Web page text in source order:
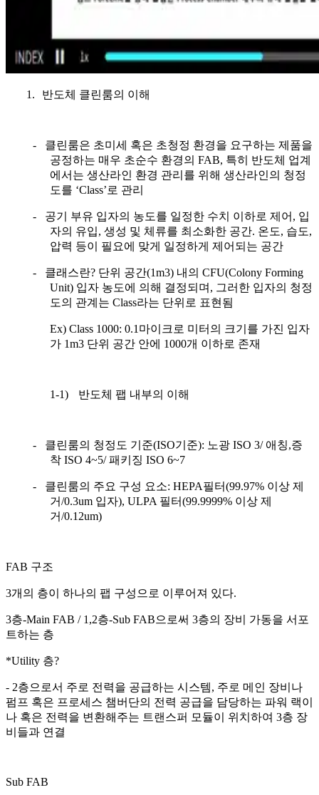
1. 반도체 클린룸의 이해
-
클린룸은 초미세 혹은 초청정 환경을 요구하는 제품을
공정하는 매우 초순수 환경의 FAB, 특히 반도체 업계
에서는 생산라인 환경 관리를 위해 생산라인의 청정
도를 ‘Class’로 관리
- 공기 부유 입자의 농도를 일정한 수치 이하로 제어 , 입
자의 유입, 생성 및 체류를 최소화한 공간. 온도, 습도,
압력 등이 필요에 맞게 일정하게 제어되는 공간
- 클래스란? 단위 공간(1m3) 내의 CFU(Colony Forming
Unit) 입자 농도에 의해 결정되며 , 그러한 입자의 청정
도의 관계는 Class라는 단위로 표현됨
Ex) Class 1000: 0.1 마이크로 미터의 크기를 가진 입자
가1m3 단위 공간 안에 1000개 이하로 존재
1-1) 반도체 팹 내부의 이해
- 클린룸의 청정도 기준(ISO기준): 노광ISO 3/ 애칭,증
착ISO 4~5/패키징 ISO 6~7
- 클린룸의 주요 구성 요소: HEPA필터(99.97% 이상 제
거/0.3um 입자), ULPA 필터(99.9999% 이상 제
거/0.12um)
FAB 구조
3개의 층이 하나의 팹 구성으로 이루어져 있다.
3층-Main FAB / 1,2층-Sub FAB으로써 3층의 장비 가동을 서포
트하는 층
*Utility 층?
- 2층으로서 주로 전력을 공급하는 시스템, 주로 메인 장비나
펌프 혹은 프로세스 챔버단의 전력 공급을 담당하는 파워 랙이
나 혹은 전력을 변환해주는 트랜스퍼 모듈이 위치하여 3층 장
비들과 연결
Sub FAB